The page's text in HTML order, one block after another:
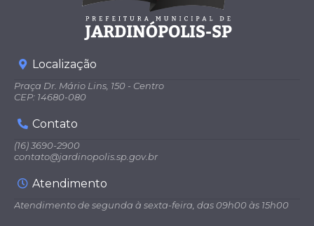
Localização
Praça Dr. Mário Lins, 150 - Centro
CEP: 14680-080
Contato
(16) 3690-2900
contato@jardinopolis.sp.gov.br
Atendimento
Atendimento de segunda à sexta-feira, das 09h00 às 15h00